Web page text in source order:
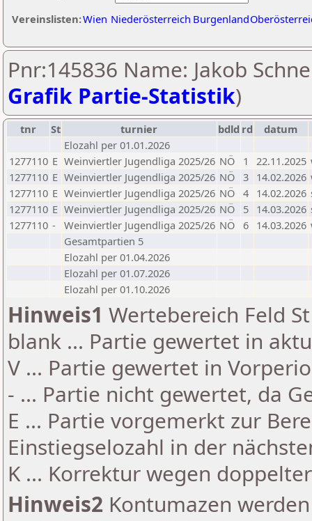
Vereinslisten:Wien Niederösterreich Burgenland
Pnr:145836 Name: Jakob
Grafik Partie-Statistik)
tnr St turnier bdld rd
datum
Elozahl per 01.01.2026
1277110 E Weinviertler Jugendliga 2025/26 NÖ 1 22.11.2025
1277110 E Weinviertler Jugendliga 2025/26 NÖ 3 14.02.2026
1277110 E Weinviertler Jugendliga 2025/26 NÖ 4 14.02.2026
1277110 E Weinviertler Jugendliga 2025/26 NÖ 5 14.03.2026
1277110 - Weinviertler Jugendliga 2025/26 NÖ 6 14.03.2026
Gesamtpartien 5
Elozahl per 01.04.2026
Elozahl per 01.07.2026
Elozahl per 01.10.2026
Hinweis1 Wertebereich Feld
blank ... Partie gewertet in
V ... Partie gewertet in
- ... Partie nicht gewertet, da
E ... Partie vorgemerkt zur
Einstiegselozahl in der
K ... Korrektur wegen
Hinweis2 Kontumazen